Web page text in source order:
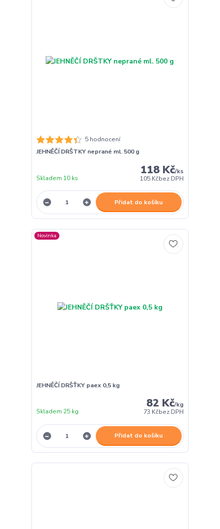
5 hodnocení
JEHNĚČÍ DRŠTKY neprané ml. 500 g
118 Kč/ks
105 Kčbez DPH
Skladem 10 ks
Přidat do košíku
Novinka
JEHNĚČÍ DRŠŤKY paex 0,5 kg
82 Kč/kg
73 Kčbez DPH
Skladem 25 kg
Přidat do košíku